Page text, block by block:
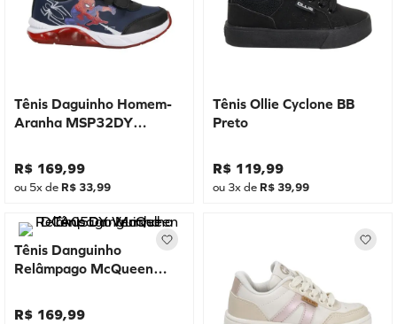
Tênis Daguinho Homem-
Aranha MSP32DY
R$ 169,99
ou 5x de R$ 33,99
Tênis Ollie Cyclone BB
Preto
R$ 119,99
ou 3x de R$ 39,99
Tênis Danguinho
Relâmpago McQueen
R$ 169,99